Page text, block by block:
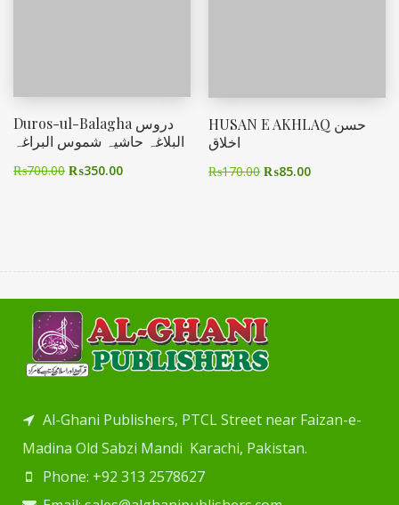
Duros-ul-Balagha دروس
البلاغہ حاشیہ شموس البراغہ
₨700.00 ₨350.00
HUSAN E AKHLAQ حسن
اخلاق
₨170.00 ₨85.00
Al-Ghani Publishers, PTCL Street near Faizan-e-
Madina Old Sabzi Mandi Karachi, Pakistan.
Phone: +92 313 2578627